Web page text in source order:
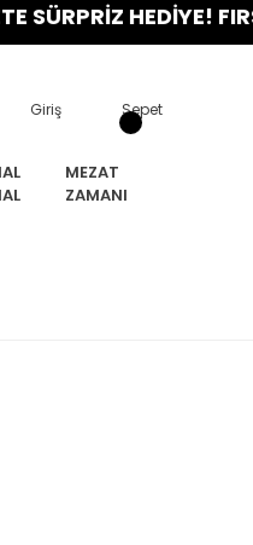
HEDİYE!
Giriş Sepet
MEZAT
ZAMANI